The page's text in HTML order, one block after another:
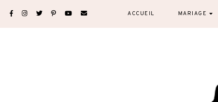
Skip
ACCUEIL MARIAGE